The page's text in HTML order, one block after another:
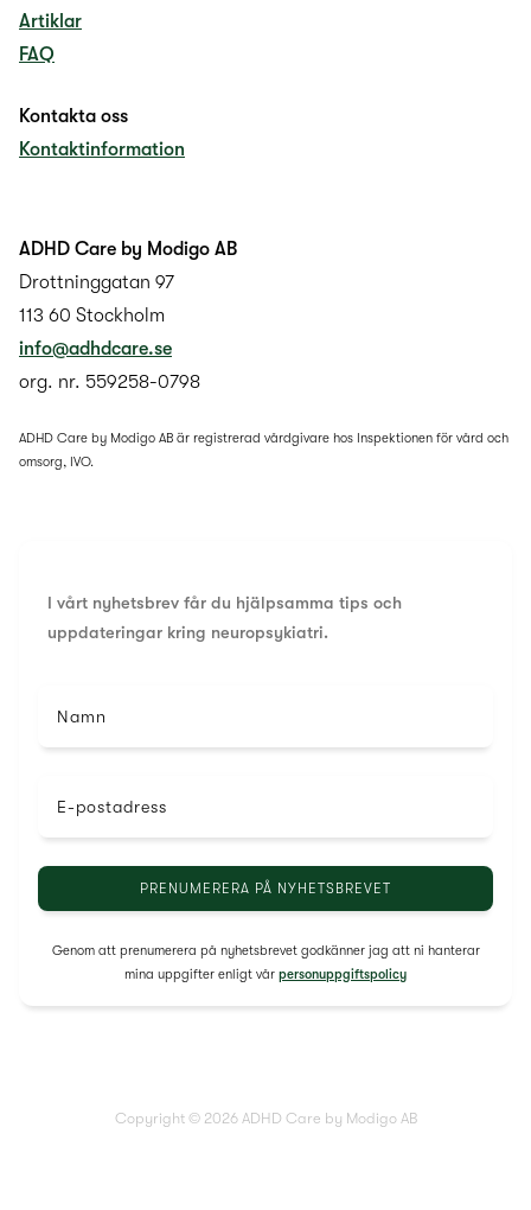
Artiklar
FAQ
Kontakta oss
Kontaktinformation
ADHD Care by Modigo AB
Drottninggatan 97
113 60 Stockholm
info@adhdcare.se
org. nr. 559258-0798
ADHD Care by Modigo AB är registrerad vårdgivare hos Inspektionen för vård och
omsorg, IVO.
I vårt nyhetsbrev får du hjälpsamma tips och
uppdateringar kring neuropsykiatri.
Namn
E-postadress
Genom att prenumerera på nyhetsbrevet godkänner jag att ni hanterar
mina uppgifter enligt vår personuppgiftspolicy
Copyright © 2026 ADHD Care by Modigo AB